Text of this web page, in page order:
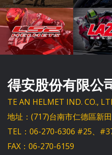
得安股份有限公
TE AN HELMET IND. CO.,
地址：(717)台南市仁德區新
TEL：06-270-6306 #25、
FAX：06-270-6159